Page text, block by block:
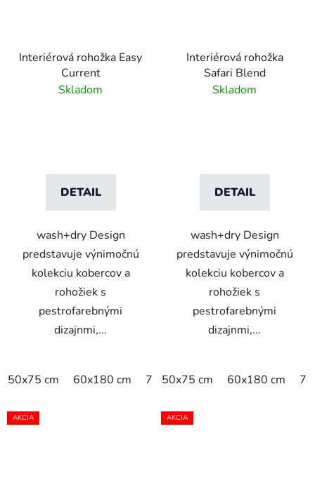
Interiérová rohožka Easy
Current
Skladom
DETAIL
wash+dry Design
predstavuje výnimočnú
kolekciu kobercov a
rohožiek s
pestrofarebnými
dizajnmi,...
50x75 cm 60x180 cm 75x120 cm
Interiérová rohožka
Safari Blend
Skladom
DETAIL
wash+dry Design
predstavuje výnimočnú
kolekciu kobercov a
rohožiek s
pestrofarebnými
dizajnmi,...
50x75 cm 60x180 cm
AKCIA AKCIA